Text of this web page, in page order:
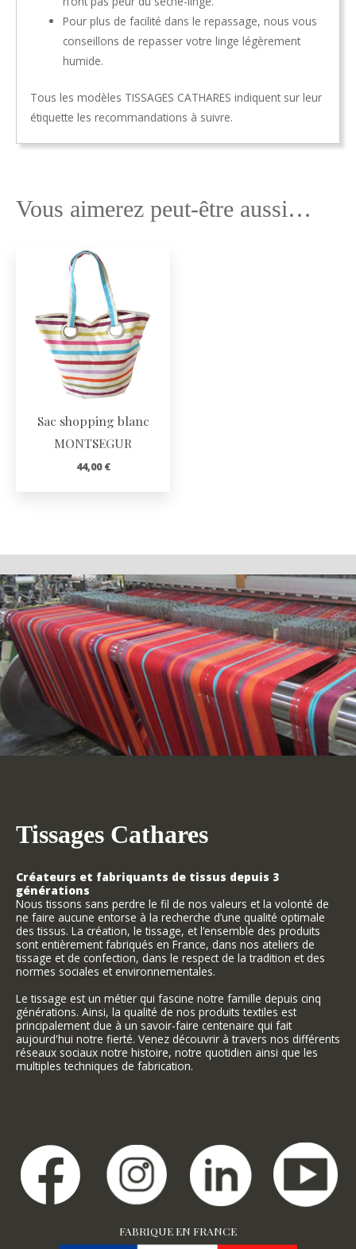
Pour plus de facilité dans le repassage, nous vous
conseillons de repasser votre linge légèrement
humide.
Tous les modèles TISSAGES CATHARES indiquent sur leur
étiquette les recommandations à suivre.
Vous aimerez peut-être aussi…
Sac shopping blanc
MONTSEGUR
44,00€
Tissages Cathares
Créateurs et fabriquants de tissus depuis 3
générations
Nous tissons sans perdre le fil de nos valeurs et la volonté de
ne faire aucune entorse à la recherche d’une qualité optimale
des tissus. La création, le tissage, et l’ensemble des produits
sont entièrement fabriqués en France, dans nos ateliers de
tissage et de confection, dans le respect de la tradition et des
normes sociales et environnementales.
Le tissage est un métier qui fascine notre famille depuis cinq
générations. Ainsi, la qualité de nos produits textiles est
principalement due à un savoir-faire centenaire qui fait
aujourd'hui notre fierté. Venez découvrir à travers nos différents
réseaux sociaux notre histoire, notre quotidien ainsi que les
multiples techniques de fabrication.
FABRIQUE EN FRANCE